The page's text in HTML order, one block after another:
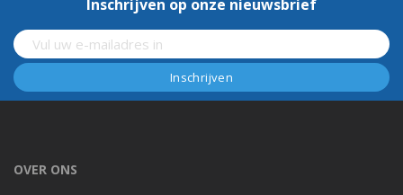
Inschrijven op onze nieuwsbrief
OVER ONS